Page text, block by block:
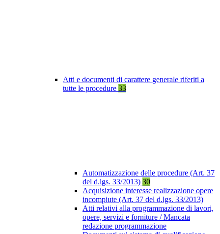
Atti e documenti di carattere generale riferiti a
tutte le procedure 33
Automatizzazione delle procedure (Art. 37
del d.lgs. 33/2013) 30
Acquisizione interesse realizzazione opere
incompiute (Art. 37 del d.lgs. 33/2013)
Atti relativi alla programmazione di lavori,
opere, servizi e forniture / Mancata
redazione programmazione